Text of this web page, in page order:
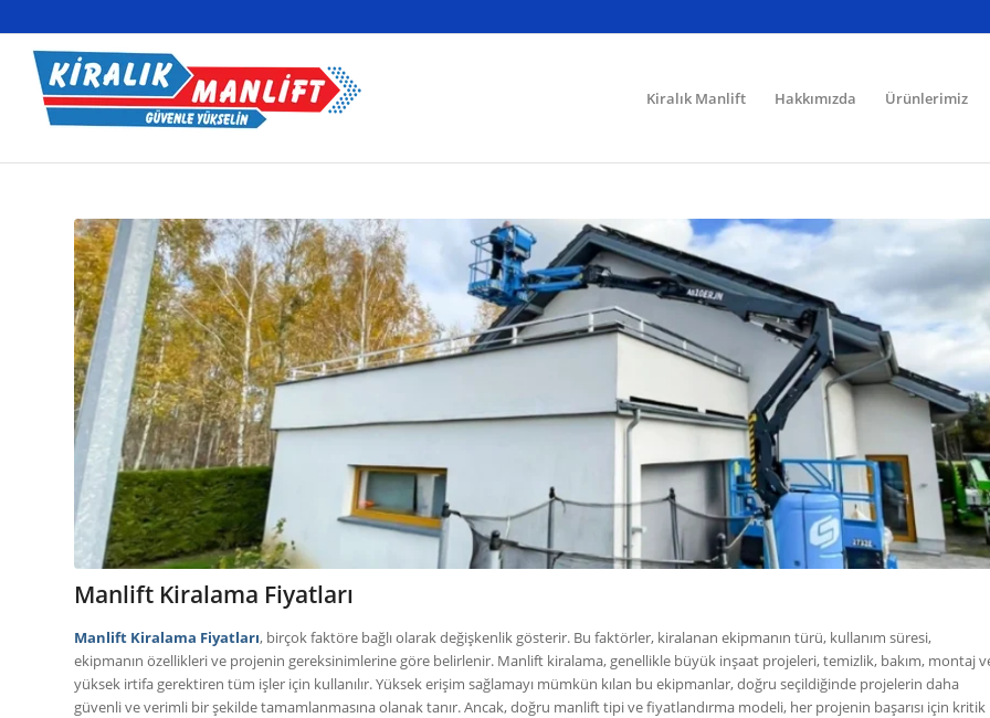
Kiralık Manlift Hakkımızda Ürünlerimiz
Manlift Kiralama Fiyatları
Manlift Kiralama Fiyatları, birçok faktöre bağlı olarak değişkenlik gösterir. Bu faktörler, kiralanan ekipmanın türü, kullanım süresi,
ekipmanın özellikleri ve projenin gereksinimlerine göre belirlenir. Manlift kiralama, genellikle büyük inşaat projeleri, temizlik, bakım, montaj
yüksek irtifa gerektiren tüm işler için kullanılır. Yüksek erişim sağlamayı mümkün kılan bu ekipmanlar, doğru seçildiğinde projelerin daha
güvenli ve verimli bir şekilde tamamlanmasına olanak tanır. Ancak, doğru manlift tipi ve fiyatlandırma modeli, her projenin başarısı için kritik